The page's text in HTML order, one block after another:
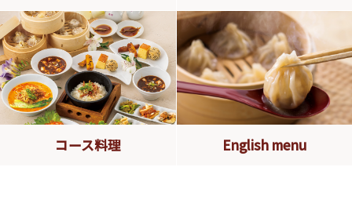
コース料理 English menu